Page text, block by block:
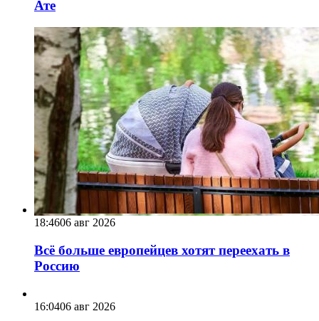
Ате
18:4606 авг 2026
Всё больше европейцев хотят переехать в
Россию
16:0406 авг 2026